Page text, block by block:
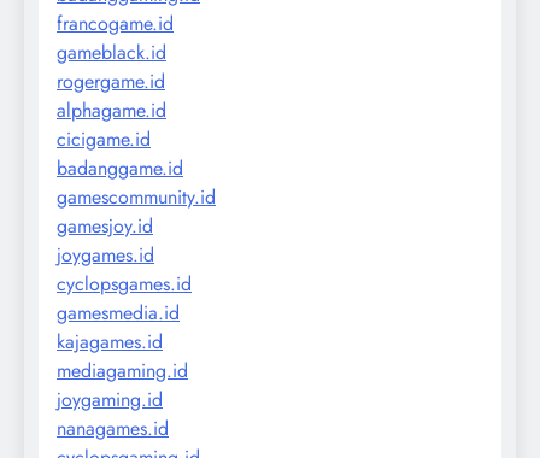
francogame.id
gameblack.id
rogergame.id
alphagame.id
cicigame.id
badanggame.id
gamescommunity.id
gamesjoy.id
joygames.id
cyclopsgames.id
gamesmedia.id
kajagames.id
mediagaming.id
joygaming.id
nanagames.id